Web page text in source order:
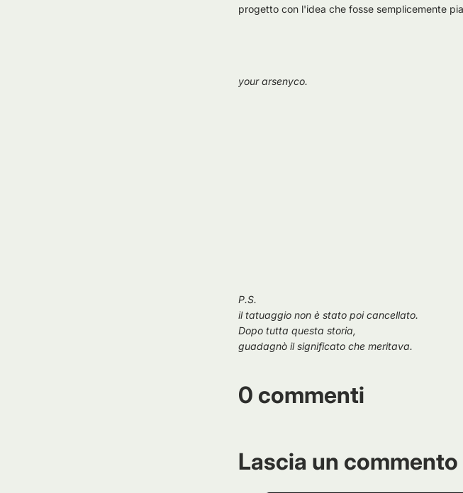
progetto con l'idea che fosse semplicemente
your arsenyco.
P.S.
il tatuaggio non è stato poi cancellato.
Dopo tutta questa storia,
guadagnò il significato che meritava.
0 commenti
Lascia un commento